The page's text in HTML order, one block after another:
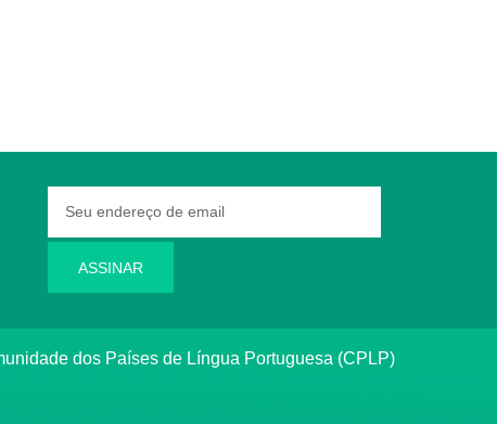
ASSINAR
dos Países de Língua Portuguesa (CPLP)